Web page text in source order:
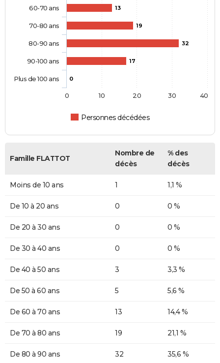
13
19
32
17
0
Personnes décédées
60-70 ans
70-80 ans
80-90 ans
90-100 ans
Plus de 100 ans
0 10 20 30 40
Famille FLATTOT
Nombre de
décès
% des
décès
Moins de 10 ans 1 1,1 %
De 10 à 20 ans 0 0 %
De 20 à 30 ans 0 0 %
De 30 à 40 ans 0 0 %
De 40 à 50 ans 3 3,3 %
De 50 à 60 ans 5 5,6 %
De 60 à 70 ans 13 14,4 %
De 70 à 80 ans 19 21,1 %
De 80 à 90 ans 32 35,6 %